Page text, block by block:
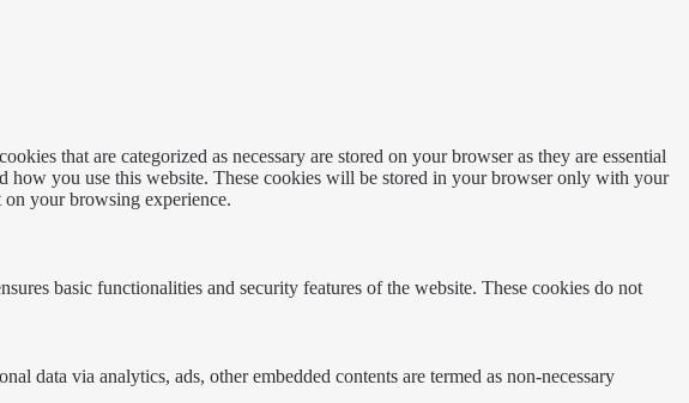
that are categorized as necessary are stored on your browser as they are essential
how you use this website. These cookies will be stored in your browser only with your
your browsing experience.
basic functionalities and security features of the website. These cookies do not
data via analytics, ads, other embedded contents are termed as non-necessary